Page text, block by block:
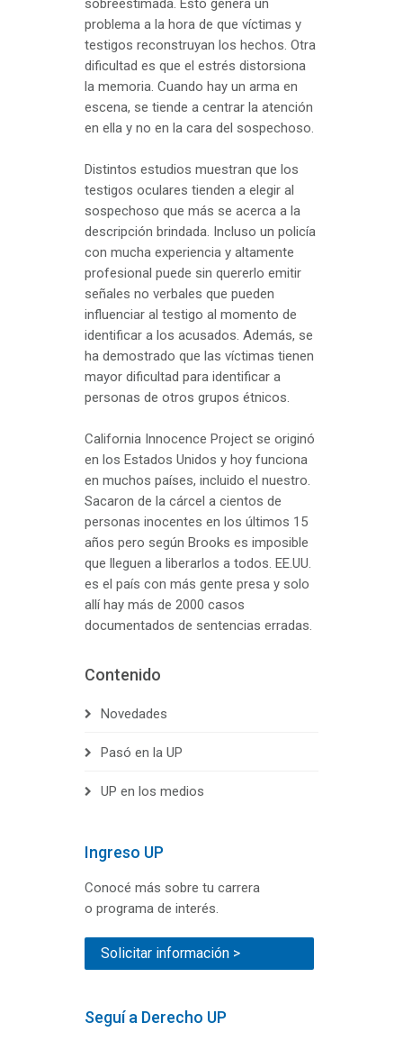
problema a la hora de que víctimas y
testigos reconstruyan los hechos. Otra
dificultad es que el estrés distorsiona
la memoria. Cuando hay un arma en
escena, se tiende a centrar la atención
en ella y no en la cara del sospechoso.
Distintos estudios muestran que los
testigos oculares tienden a elegir al
sospechoso que más se acerca a la
descripción brindada. Incluso un policía
con mucha experiencia y altamente
profesional puede sin quererlo emitir
señales no verbales que pueden
influenciar al testigo al momento de
identificar a los acusados. Además, se
ha demostrado que las víctimas tienen
mayor dificultad para identificar a
personas de otros grupos étnicos.
California Innocence Project se originó
en los Estados Unidos y hoy funciona
en muchos países, incluido el nuestro.
Sacaron de la cárcel a cientos de
personas inocentes en los últimos 15
años pero según Brooks es imposible
que lleguen a liberarlos a todos. EE.UU.
es el país con más gente presa y solo
allí hay más de 2000 casos
documentados de sentencias erradas.
Contenido
Novedades
Pasó en la UP
UP en los medios
Ingreso UP
Conocé más sobre tu carrera
o programa de interés.
Solicitar información >
Seguí a Derecho UP